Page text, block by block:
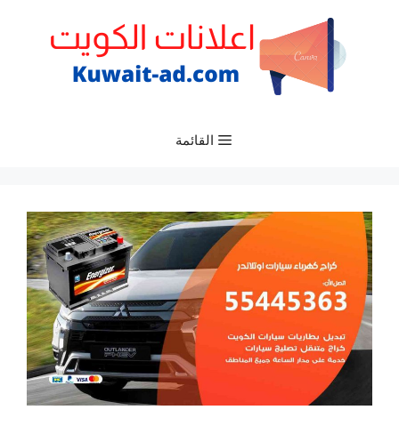
القائمة